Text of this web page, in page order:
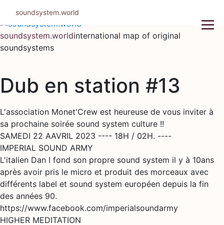
content
soundsystem.worldinternational map of original
soundsystems
Dub en station #13
L'association Monet'Crew est heureuse de vous inviter à
sa prochaine soirée sound system culture !!
SAMEDI 22 AAVRIL 2023 ---- 18H / 02H. ----
IMPERIAL SOUND ARMY
L'italien Dan I fond son propre sound system il y à 10ans
après avoir pris le micro et produit des morceaux avec
différents label et sound system européen depuis la fin
des années 90.
https://www.facebook.com/imperialsoundarmy
HIGHER MEDITATION
soundsystem.world